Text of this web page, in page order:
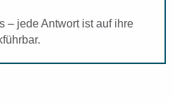
– jede Antwort ist auf ihre